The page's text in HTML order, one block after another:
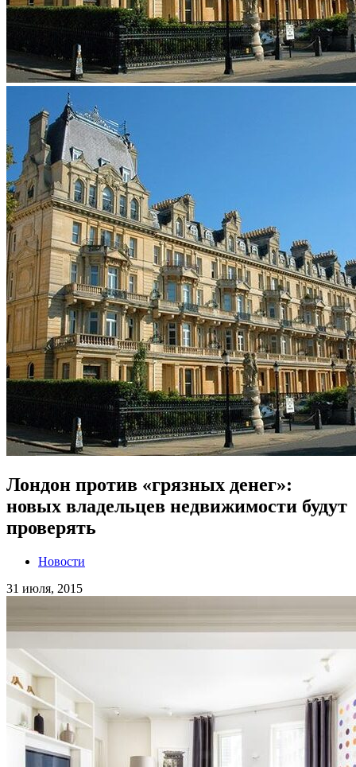
Лондон против «грязных денег»:
новых владельцев недвижимости будут
проверять
Новости
31 июля, 2015